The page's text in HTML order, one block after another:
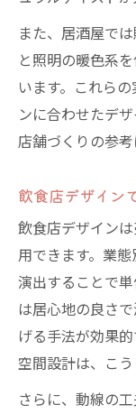
また、居酒屋で
と照明の暖色系
います。これら
ンに合わせたデ
店舗づくりの参考
飲食店デザイン
飲食店デザイン
用できます。業
演出することで
は居心地の良さ
げる手法が効果
空間設計は、こ
さらに、動線の